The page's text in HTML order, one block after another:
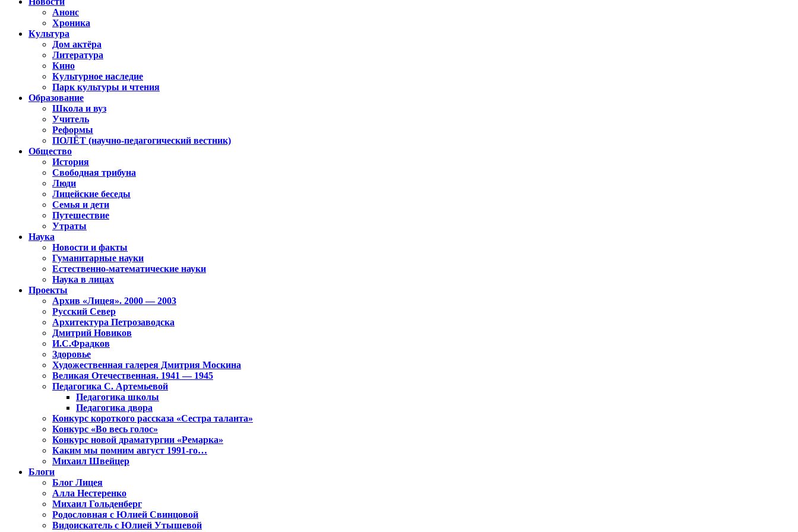
Анонс
Хроника
Культура
Дом актёра
Литература
Кино
Культурное наследие
Парк культуры и чтения
Образование
Школа и вуз
Учитель
Реформы
ПОЛЁТ (научно-педагогический вестник)
Общество
История
Свободная трибуна
Люди
Лицейские беседы
Семья и дети
Путешествие
Утраты
Наука
Новости и факты
Гуманитарные науки
Естественно-математические науки
Наука в лицах
Проекты
Архив «Лицея». 2000 — 2003
Русский Север
Архитектура Петрозаводска
Дмитрий Новиков
И.С.Фрадков
Здоровье
Художественная галерея Дмитрия Москина
Великая Отечественная. 1941 — 1945
Педагогика С. Артемьевой
Педагогика школы
Педагогика двора
Конкурс короткого рассказа «Сестра таланта»
Конкурс «Во весь голос»
Конкурс новой драматургии «Ремарка»
Каким мы помним август 1991-го…
Михаил Швейцер
Блоги
Блог Лицея
Алла Нестеренко
Михаил Гольденберг
Родословная с Юлией Свинцовой
Видоискатель с Юлией Утышевой